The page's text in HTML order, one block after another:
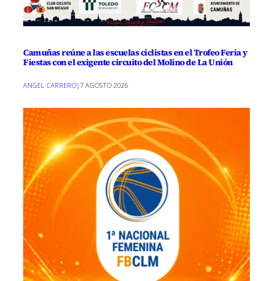
Camuñas reúne a las escuelas ciclistas en el Trofeo Feria y
Fiestas con el exigente circuito del Molino de La Unión
ANGEL CARRERO|7 AGOSTO 2026